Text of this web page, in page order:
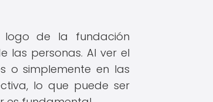
logo de la fundación
las personas. Al ver el
o simplemente en las
lo que puede ser